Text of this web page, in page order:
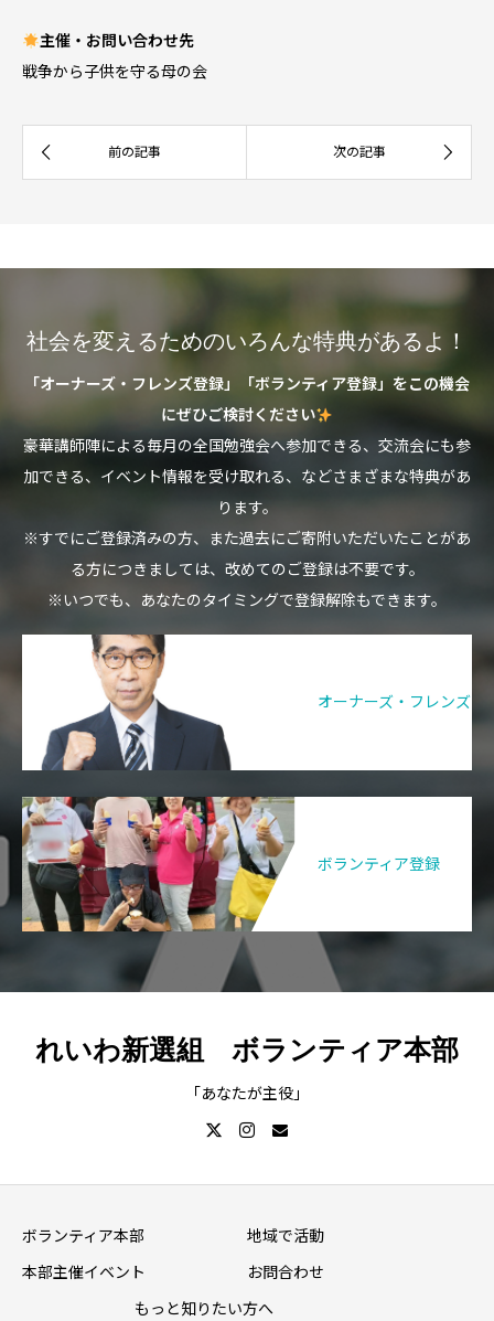
主催・お問い合わせ先
戦争から子供を守る母の会
社会を変えるためのいろんな特典があるよ！
「オーナーズ・フレンズ登録」「ボランティア登録」をこの機会
にぜひご検討ください
豪華講師陣による毎月の全国勉強会へ参加できる、交流会にも参
加できる、イベント情報を受け取れる、などさまざまな特典があ
ります。
※すでにご登録済みの方、また過去にご寄附いただいたことがあ
る方につきましては、改めてのご登録は不要です。
※いつでも、あなたのタイミングで登録解除もできます。
オーナーズ・フレンズ
ボランティア登録
れいわ新選組 ボランティア本部
「あなたが主役」
ボランティア本部 地域で活動
本部主催イベント お問合わせ
もっと知りたい方へ